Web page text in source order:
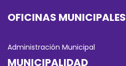
OFICINAS MUNICIPALES
Administración Municipal
MUNICIPALIDAD